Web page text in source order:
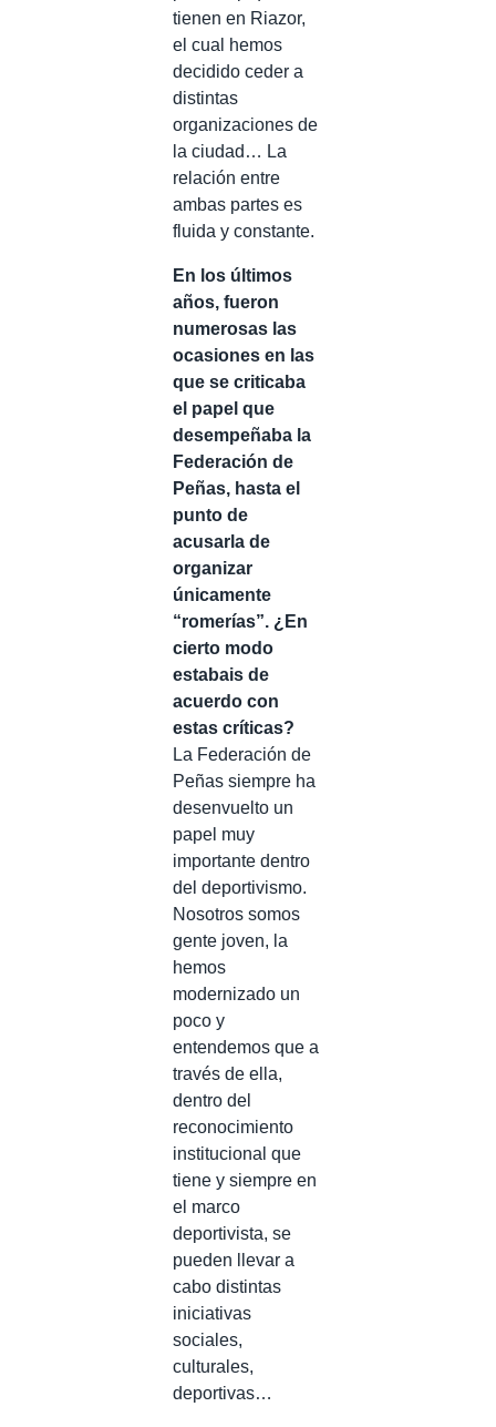
tienen en Riazor,
el cual hemos
decidido ceder a
distintas
organizaciones de
la ciudad… La
relación entre
ambas partes es
fluida y constante.
En los últimos
años, fueron
numerosas las
ocasiones en las
que se criticaba
el papel que
desempeñaba la
Federación de
Peñas, hasta el
punto de
acusarla de
organizar
únicamente
“romerías”. ¿En
cierto modo
estabais de
acuerdo con
estas críticas?
La Federación de
Peñas siempre ha
desenvuelto un
papel muy
importante dentro
del deportivismo.
Nosotros somos
gente joven, la
hemos
modernizado un
poco y
entendemos que a
través de ella,
dentro del
reconocimiento
institucional que
tiene y siempre en
el marco
deportivista, se
pueden llevar a
cabo distintas
iniciativas
sociales,
culturales,
deportivas…